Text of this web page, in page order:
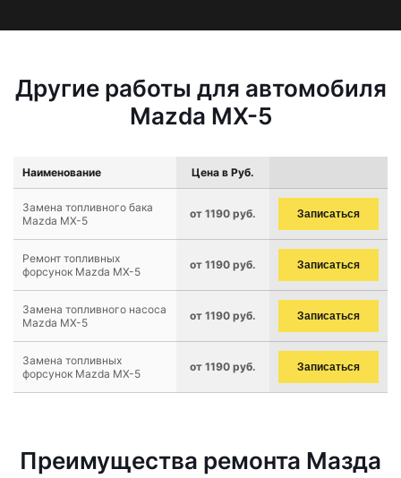
Другие работы для автомобиля
Mazda MX-5
Наименование Цена в Руб.
Замена топливного бака
Mazda MX-5
от 1190 руб. Записаться
Ремонт топливных
форсунок Mazda MX-5
от 1190 руб. Записаться
Замена топливного насоса
Mazda MX-5
от 1190 руб. Записаться
Замена топливных
форсунок Mazda MX-5
от 1190 руб. Записаться
Преимущества ремонта Мазда